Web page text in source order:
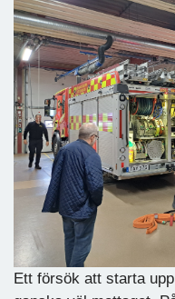
Ett försök att starta